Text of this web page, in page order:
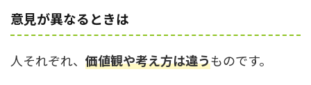
意見が異なるときは
人それぞれ、 価値観や考え方は違うものです。